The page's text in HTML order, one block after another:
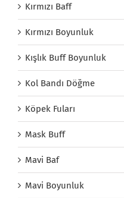
Kırmızı Baff
Kırmızı Boyunluk
Kışlık Buff Boyunluk
Kol Bandı Döğme
Köpek Fuları
Mask Buff
Mavi Baf
Mavi Boyunluk